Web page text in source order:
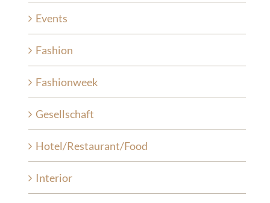
Events
Fashion
Fashionweek
Gesellschaft
Hotel/Restaurant/Food
Interior